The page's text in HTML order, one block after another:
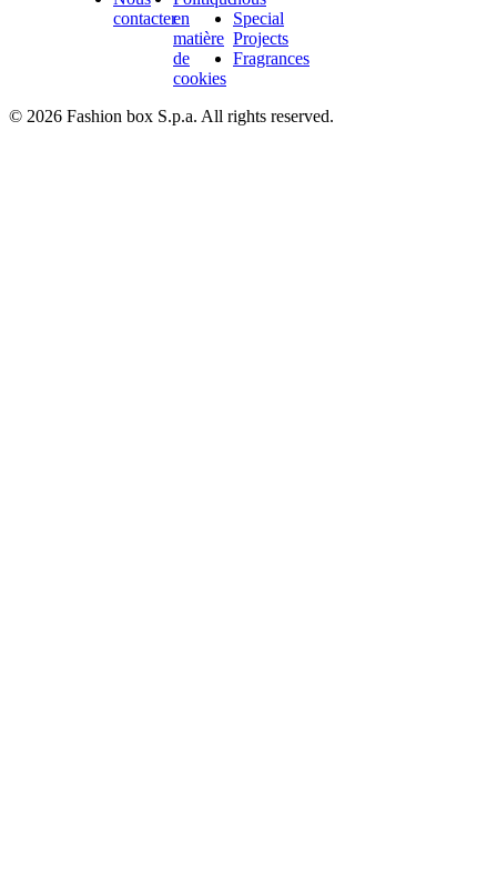
contacteren
matière
de
cookies
Special
Projects
Fragrances
© 2026 Fashion box S.p.a. All rights reserved.